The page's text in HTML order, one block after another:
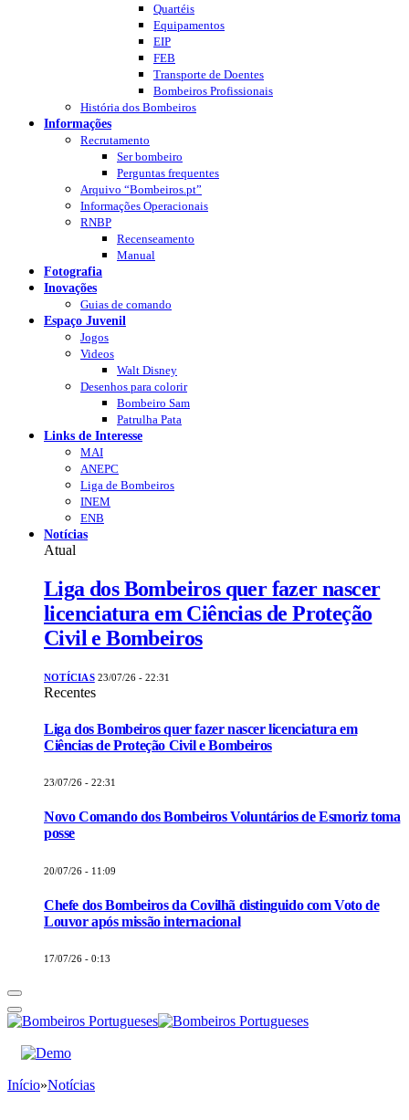
Quartéis
Equipamentos
EIP
FEB
Transporte de Doentes
Bombeiros Profissionais
História dos Bombeiros
Informações
Recrutamento
Ser bombeiro
Perguntas frequentes
Arquivo “Bombeiros.pt”
Informações Operacionais
RNBP
Recenseamento
Manual
Fotografia
Inovações
Guias de comando
Espaço Juvenil
Jogos
Videos
Walt Disney
Desenhos para colorir
Bombeiro Sam
Patrulha Pata
Links de Interesse
MAI
ANEPC
Liga de Bombeiros
INEM
ENB
Notícias
Atual
Liga dos Bombeiros quer fazer nascer
licenciatura em Ciências de Proteção
Civil e Bombeiros
NOTÍCIAS 23/07/26 - 22:31
Recentes
Liga dos Bombeiros quer fazer nascer licenciatura em
Ciências de Proteção Civil e Bombeiros
23/07/26 - 22:31
Novo Comando dos Bombeiros Voluntários de Esmoriz toma
posse
20/07/26 - 11:09
Chefe dos Bombeiros da Covilhã distinguido com Voto de
Louvor após missão internacional
17/07/26 - 0:13
Início»Notícias